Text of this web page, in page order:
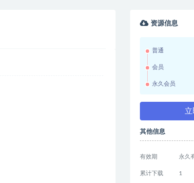
资源信息
普通
会员
永久会员
其他信息
有效期 永久
累计下载 1